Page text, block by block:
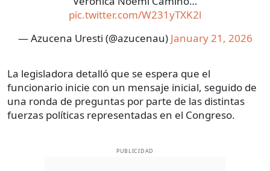
pic.twitter.com/W231yTXK2l
— Azucena Uresti (@azucenau) January 21, 2026
La legisladora detalló que se espera que el
funcionario inicie con un mensaje inicial, seguido de
una ronda de preguntas por parte de las distintas
fuerzas políticas representadas en el Congreso.
PUBLICIDAD